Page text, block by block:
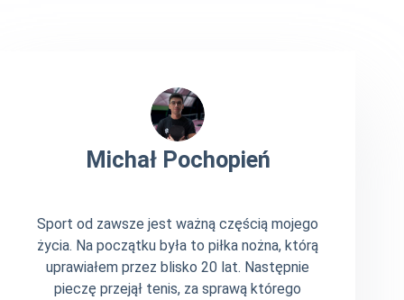
Michał Pochopień
Sport od zawsze jest ważną częścią mojego
życia. Na początku była to piłka nożna, którą
uprawiałem przez blisko 20 lat. Następnie
pieczę przejął tenis, za sprawą którego